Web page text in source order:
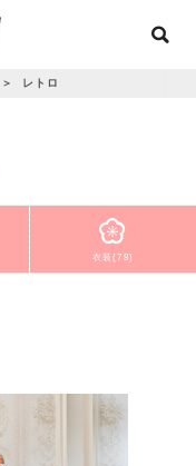
＞ レトロ
衣装(78)